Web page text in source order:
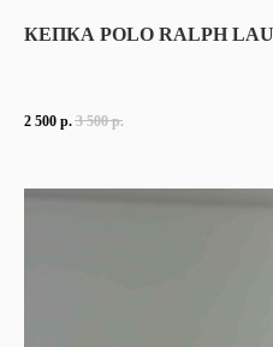
КЕПКА POLO RALPH
2 500 р. 3 500 р.